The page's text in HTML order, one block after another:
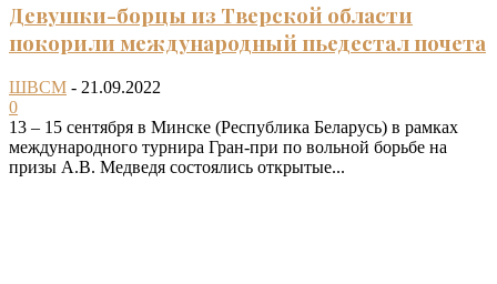
Девушки-борцы из Тверской области
покорили международный пьедестал почета
ШВСМ - 21.09.2022
0
13 – 15 сентября в Минске (Республика Беларусь) в рамках
международного турнира Гран-при по вольной борьбе на
призы А.В. Медведя состоялись открытые...